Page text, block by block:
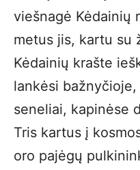
viešnagė Kėdainių
metus jis, kartu su
Kėdainių krašte
lankėsi
seneliai, kapinėse
Tris kartus į
oro pajėgų